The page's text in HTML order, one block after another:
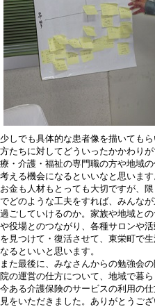
少しでも具体的な患者像を描いても
方たちに対してどういったかかわり
療・介護・福祉の専門職の方や地域
考える機会になるといいなと思います
お金も人材もとっても大切ですが、
でどのような工夫をすれば、みんな
過ごしていけるのか。家族や地域と
や役場とのつながり、各種サロンや
を見つけて・復活させて、東栄町で
なるといいと思います。
また最後に、みなさんからの勉強会
院の運営の仕方について、地域で暮
今ある介護保険のサービスの利用の
見をいただきました。ありがとうござ